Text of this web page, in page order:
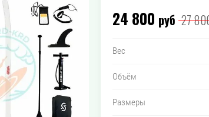
24 800 руб 27
Вес
Объём
Размеры